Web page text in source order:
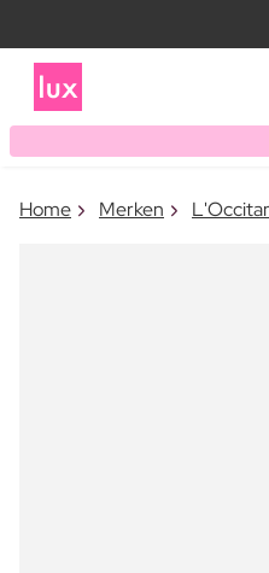
Home Merken